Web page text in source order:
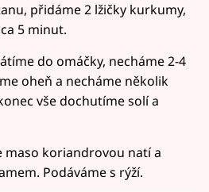
přidáme 2 lžičky kurkumy,
5 minut.
do omáčky, necháme 2-4
oheň a necháme několik
vše dochutíme solí a
maso koriandrovou natí a
Podáváme s rýží.